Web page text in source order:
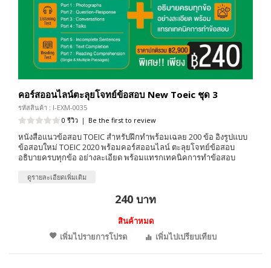
คอร์สออนไลน์ตะลุยโจทย์ข้อสอบ New Toeic ชุด 3
รหัสสินค้า : I-EXM-0035
0 รีวิว | Be the first to review
หนังสือแนวข้อสอบ TOEIC สำหรับฝึกทำพร้อมเฉลย 200 ข้อ อิงรูปแบบ
ข้อสอบใหม่ TOEIC 2020 พร้อมคอร์สออนไลน์ ตะลุยโจทย์ข้อสอบ
อธิบายครบทุกข้อ อย่างละเอียด พร้อมแทรกเทคนิคการทำข้อสอบ
ดูรายละเอียดเพิ่มเติม
240 บาท
สินค้าหมด
เพิ่มไปรายการโปรด
เพิ่มไปเปรียบเทียบ